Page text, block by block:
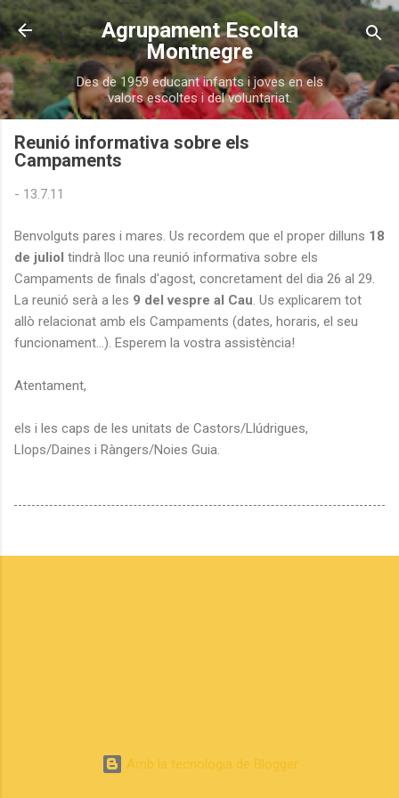
Salta al contingut principal
Agrupament Escolta
Montnegre
Des de 1959 educant infants i joves en els
valors escoltes i del voluntariat.
Reunió informativa sobre els
Campaments
- 13.7.11
Benvolguts pares i mares. Us recordem que el proper dilluns 18
de juliol tindrà lloc una reunió informativa sobre els
Campaments de finals d'agost, concretament del dia 26 al 29.
La reunió serà a les 9 del vespre al Cau . Us explicarem tot
allò relacionat amb els Campaments (dates, horaris, el seu
funcionament...). Esperem la vostra assistència!
Atentament,
els i les caps de les unitats de Castors/Llúdrigues,
Llops/Daines i Ràngers/Noies Guia.
Amb la tecnologia de Blogger